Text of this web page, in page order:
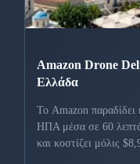
Amazon Drone
Ελλάδα
Το Amazon
ΗΠΑ μέσα σε 60
και κοστίζει μόλις